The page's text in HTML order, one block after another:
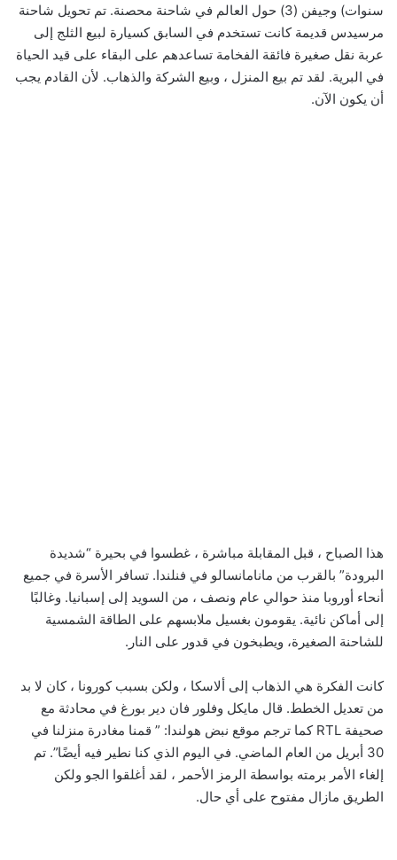
سنوات) وجيفن (3) حول العالم في شاحنة محصنة. تم تحويل شاحنة
مرسيدس قديمة كانت تستخدم في السابق كسيارة لبيع الثلج إلى
عربة نقل صغيرة فائقة الفخامة تساعدهم على البقاء على قيد الحياة
في البرية. لقد تم بيع المنزل ، وبيع الشركة والذهاب. لأن القادم يجب
أن يكون الآن.
هذا الصباح ، قبل المقابلة مباشرة ، غطسوا في بحيرة “شديدة
البرودة” بالقرب من مانامانسالو في فنلندا. تسافر الأسرة في جميع
أنحاء أوروبا منذ حوالي عام ونصف ، من السويد إلى إسبانيا. وغالبًا
إلى أماكن نائية. يقومون بغسيل ملابسهم على الطاقة الشمسية
للشاحنة الصغيرة، ويطبخون في قدور على النار.
كانت الفكرة هي الذهاب إلى ألاسكا ، ولكن بسبب كورونا ، كان لا بد
من تعديل الخطط. قال مايكل وفلور فان دير بورغ في محادثة مع
صحيفة RTL كما ترجم موقع نبض هولندا: ” قمنا مغادرة منزلنا في
30 أبريل من العام الماضي. في اليوم الذي كنا نطير فيه أيضًا”. تم
إلغاء الأمر برمته بواسطة الرمز الأحمر ، لقد أغلقوا الجو ولكن
الطريق مازال مفتوح على أي حال.